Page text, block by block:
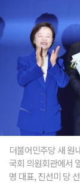
더불어민주당 새 원
국회 의원회관에서
명 대표, 진선미 당